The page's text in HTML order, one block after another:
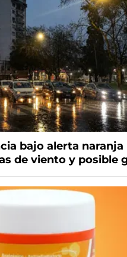
bajo alerta naranja
de viento y posible